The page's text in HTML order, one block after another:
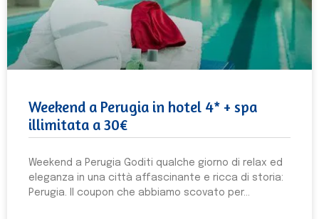
Weekend a Perugia in hotel 4* + spa
illimitata a 30€
Weekend a Perugia Goditi qualche giorno di relax ed
eleganza in una città affascinante e ricca di storia:
Perugia. Il coupon che abbiamo scovato per